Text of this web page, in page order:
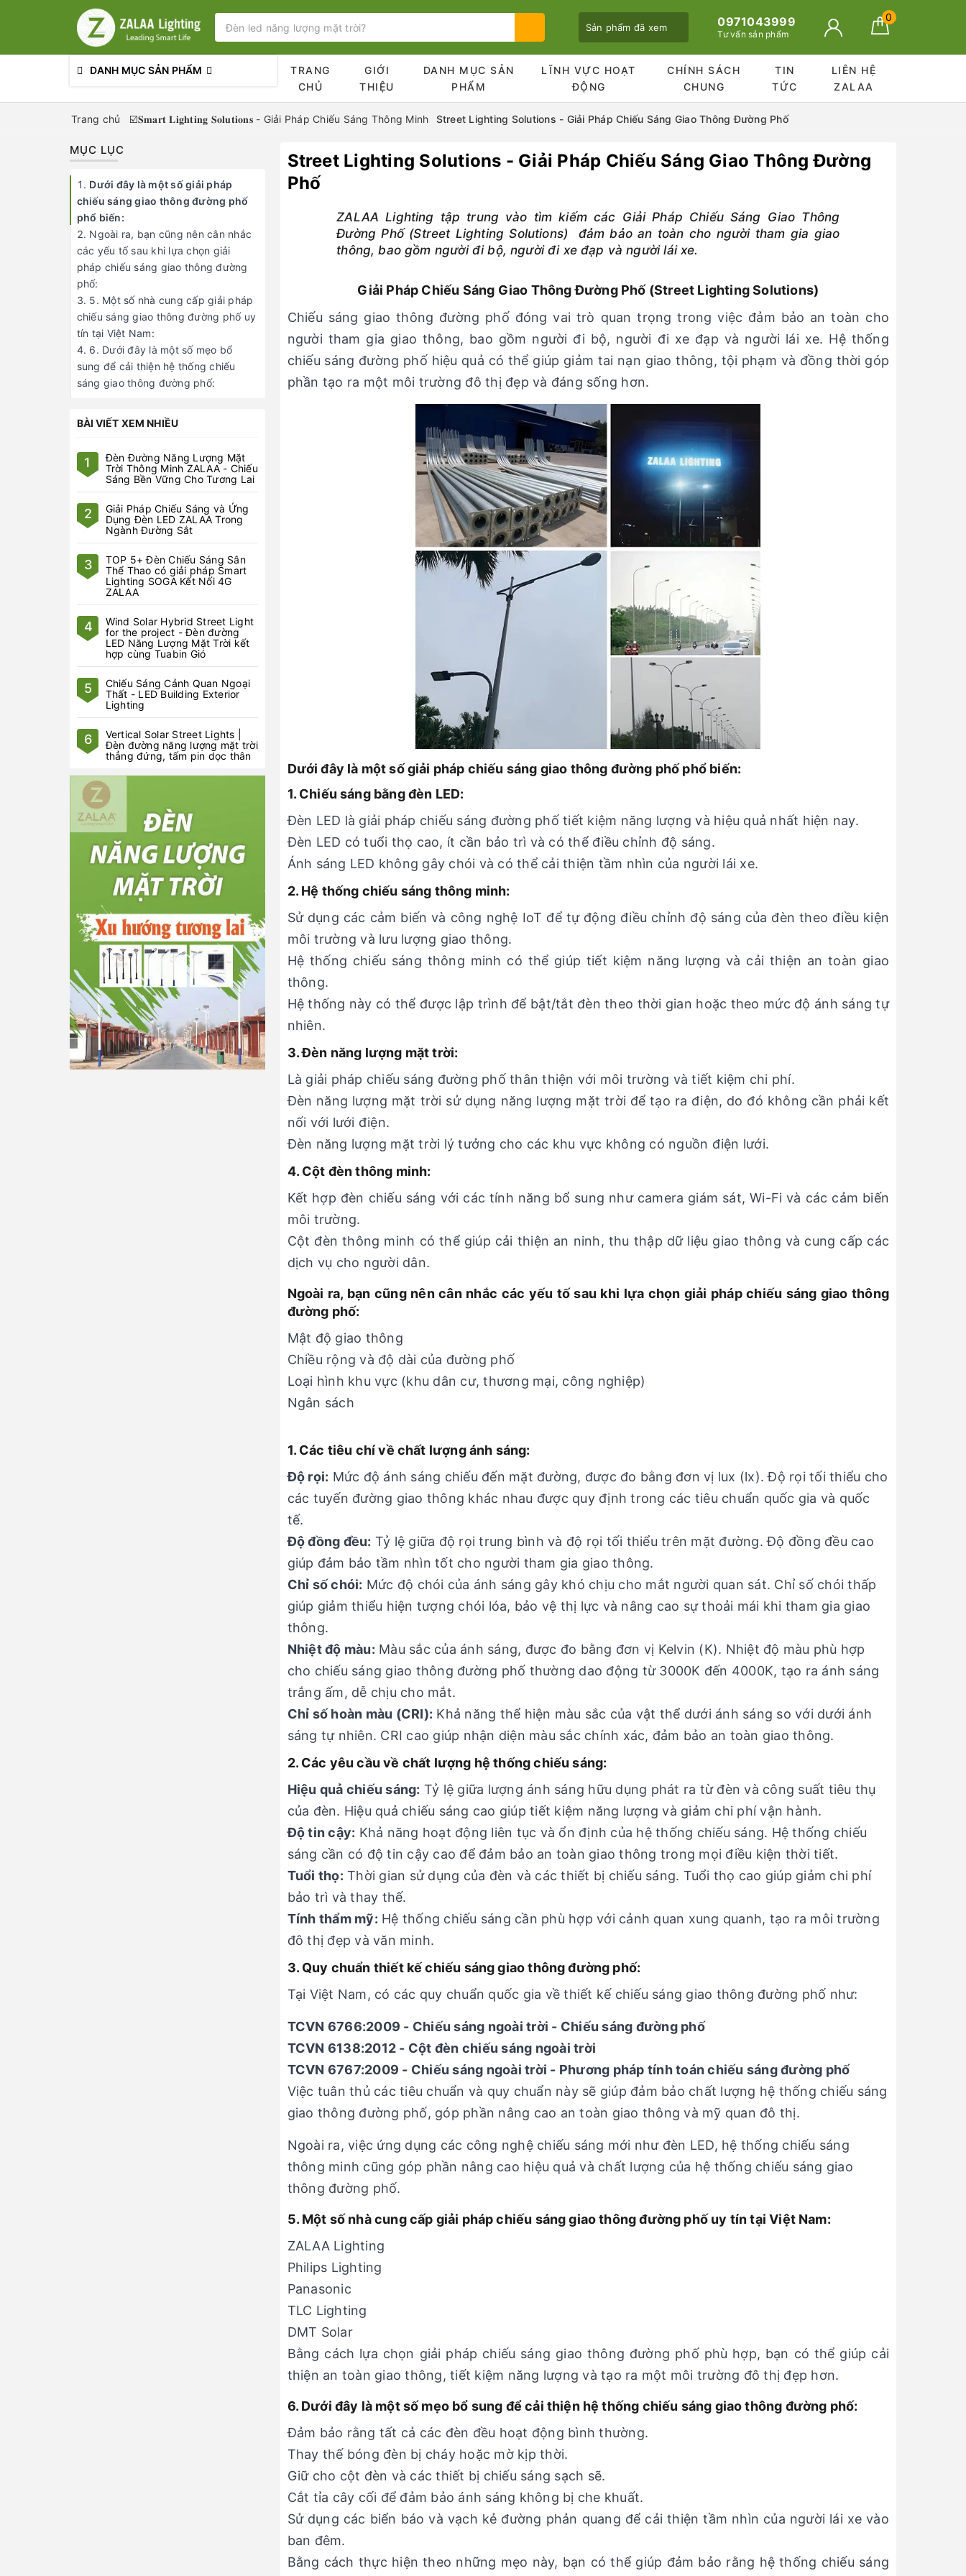
Sản phẩm đã xem
Bạn chưa xem sản phẩm nào
0971043999
Tư vấn sản phẩm
0
DANH MỤC SẢN PHẨM
TRANG
CHỦ
GIỚI
THIỆU
DANH MỤC SẢN
PHẨM
LĨNH VỰC HOẠT
ĐỘNG
CHÍNH SÁCH
CHUNG
TIN
TỨC
LIÊN HỆ
ZALAA
Trang chủ ☑️𝐒𝐦𝐚𝐫𝐭 𝐋𝐢𝐠𝐡𝐭𝐢𝐧𝐠 𝐒𝐨𝐥𝐮𝐭𝐢𝐨𝐧𝐬 - Giải Pháp Chiếu Sáng Thông Minh Street Lighting Solutions - Giải Pháp Chiếu Sáng Giao Thông Đường Phố
Street Lighting Solutions - Giải Pháp Chiếu Sáng Giao Thông Đường
Phố
ZALAA Lighting tập trung vào tìm kiếm các Giải Pháp Chiếu Sáng Giao Thông
Đường Phố (Street Lighting Solutions) đảm bảo an toàn cho người tham gia giao
thông, bao gồm người đi bộ, người đi xe đạp và người lái xe.
Giải Pháp Chiếu Sáng Giao Thông Đường Phố (Street Lighting Solutions)
Chiếu sáng giao thông đường phố đóng vai trò quan trọng trong việc đảm bảo an toàn cho
người tham gia giao thông, bao gồm người đi bộ, người đi xe đạp và người lái xe. Hệ thống
chiếu sáng đường phố hiệu quả có thể giúp giảm tai nạn giao thông, tội phạm và đồng thời góp
phần tạo ra một môi trường đô thị đẹp và đáng sống hơn.
Dưới đây là một số giải pháp chiếu sáng giao thông đường phố phổ biến:
1. Chiếu sáng bằng đèn LED:
Đèn LED là giải pháp chiếu sáng đường phố tiết kiệm năng lượng và hiệu quả nhất hiện nay.
Đèn LED có tuổi thọ cao, ít cần bảo trì và có thể điều chỉnh độ sáng.
Ánh sáng LED không gây chói và có thể cải thiện tầm nhìn của người lái xe.
2. Hệ thống chiếu sáng thông minh:
Sử dụng các cảm biến và công nghệ IoT để tự động điều chỉnh độ sáng của đèn theo điều kiện
môi trường và lưu lượng giao thông.
Hệ thống chiếu sáng thông minh có thể giúp tiết kiệm năng lượng và cải thiện an toàn giao
thông.
Hệ thống này có thể được lập trình để bật/tắt đèn theo thời gian hoặc theo mức độ ánh sáng tự
nhiên.
3. Đèn năng lượng mặt trời:
Là giải pháp chiếu sáng đường phố thân thiện với môi trường và tiết kiệm chi phí.
Đèn năng lượng mặt trời sử dụng năng lượng mặt trời để tạo ra điện, do đó không cần phải kết
nối với lưới điện.
Đèn năng lượng mặt trời lý tưởng cho các khu vực không có nguồn điện lưới.
4. Cột đèn thông minh:
Kết hợp đèn chiếu sáng với các tính năng bổ sung như camera giám sát, Wi-Fi và các cảm biến
môi trường.
Cột đèn thông minh có thể giúp cải thiện an ninh, thu thập dữ liệu giao thông và cung cấp các
dịch vụ cho người dân.
Ngoài ra, bạn cũng nên cân nhắc các yếu tố sau khi lựa chọn giải pháp chiếu sáng giao thông
đường phố:
Mật độ giao thông
Chiều rộng và độ dài của đường phố
Loại hình khu vực (khu dân cư, thương mại, công nghiệp)
Ngân sách
1. Các tiêu chí về chất lượng ánh sáng:
Độ rọi: Mức độ ánh sáng chiếu đến mặt đường, được đo bằng đơn vị lux (lx). Độ rọi tối thiểu cho
các tuyến đường giao thông khác nhau được quy định trong các tiêu chuẩn quốc gia và quốc
tế.
Độ đồng đều: Tỷ lệ giữa độ rọi trung bình và độ rọi tối thiểu trên mặt đường. Độ đồng đều cao
giúp đảm bảo tầm nhìn tốt cho người tham gia giao thông.
Chỉ số chói: Mức độ chói của ánh sáng gây khó chịu cho mắt người quan sát. Chỉ số chói thấp
giúp giảm thiểu hiện tượng chói lóa, bảo vệ thị lực và nâng cao sự thoải mái khi tham gia giao
thông.
Nhiệt độ màu: Màu sắc của ánh sáng, được đo bằng đơn vị Kelvin (K). Nhiệt độ màu phù hợp
cho chiếu sáng giao thông đường phố thường dao động từ 3000K đến 4000K, tạo ra ánh sáng
trắng ấm, dễ chịu cho mắt.
Chỉ số hoàn màu (CRI): Khả năng thể hiện màu sắc của vật thể dưới ánh sáng so với dưới ánh
sáng tự nhiên. CRI cao giúp nhận diện màu sắc chính xác, đảm bảo an toàn giao thông.
2. Các yêu cầu về chất lượng hệ thống chiếu sáng:
Hiệu quả chiếu sáng: Tỷ lệ giữa lượng ánh sáng hữu dụng phát ra từ đèn và công suất tiêu thụ
của đèn. Hiệu quả chiếu sáng cao giúp tiết kiệm năng lượng và giảm chi phí vận hành.
Độ tin cậy: Khả năng hoạt động liên tục và ổn định của hệ thống chiếu sáng. Hệ thống chiếu
sáng cần có độ tin cậy cao để đảm bảo an toàn giao thông trong mọi điều kiện thời tiết.
Tuổi thọ: Thời gian sử dụng của đèn và các thiết bị chiếu sáng. Tuổi thọ cao giúp giảm chi phí
bảo trì và thay thế.
Tính thẩm mỹ: Hệ thống chiếu sáng cần phù hợp với cảnh quan xung quanh, tạo ra môi trường
đô thị đẹp và văn minh.
3. Quy chuẩn thiết kế chiếu sáng giao thông đường phố:
Tại Việt Nam, có các quy chuẩn quốc gia về thiết kế chiếu sáng giao thông đường phố như:
TCVN 6766:2009 - Chiếu sáng ngoài trời - Chiếu sáng đường phố
TCVN 6138:2012 - Cột đèn chiếu sáng ngoài trời
TCVN 6767:2009 - Chiếu sáng ngoài trời - Phương pháp tính toán chiếu sáng đường phố
Việc tuân thủ các tiêu chuẩn và quy chuẩn này sẽ giúp đảm bảo chất lượng hệ thống chiếu sáng
giao thông đường phố, góp phần nâng cao an toàn giao thông và mỹ quan đô thị.
Ngoài ra, việc ứng dụng các công nghệ chiếu sáng mới như đèn LED, hệ thống chiếu sáng
thông minh cũng góp phần nâng cao hiệu quả và chất lượng của hệ thống chiếu sáng giao
thông đường phố.
5. Một số nhà cung cấp giải pháp chiếu sáng giao thông đường phố uy tín tại Việt Nam:
ZALAA Lighting
Philips Lighting
Panasonic
TLC Lighting
DMT Solar
Bằng cách lựa chọn giải pháp chiếu sáng giao thông đường phố phù hợp, bạn có thể giúp cải
thiện an toàn giao thông, tiết kiệm năng lượng và tạo ra một môi trường đô thị đẹp hơn.
6. Dưới đây là một số mẹo bổ sung để cải thiện hệ thống chiếu sáng giao thông đường phố:
Đảm bảo rằng tất cả các đèn đều hoạt động bình thường.
Thay thế bóng đèn bị cháy hoặc mờ kịp thời.
Giữ cho cột đèn và các thiết bị chiếu sáng sạch sẽ.
Cắt tỉa cây cối để đảm bảo ánh sáng không bị che khuất.
Sử dụng các biển báo và vạch kẻ đường phản quang để cải thiện tầm nhìn của người lái xe vào
ban đêm.
Bằng cách thực hiện theo những mẹo này, bạn có thể giúp đảm bảo rằng hệ thống chiếu sáng
MỤC LỤC
Dưới đây là một số giải pháp
chiếu sáng giao thông đường phố
phổ biến:
Ngoài ra, bạn cũng nên cân nhắc
các yếu tố sau khi lựa chọn giải
pháp chiếu sáng giao thông đường
phố:
5. Một số nhà cung cấp giải pháp
chiếu sáng giao thông đường phố uy
tín tại Việt Nam:
6. Dưới đây là một số mẹo bổ
sung để cải thiện hệ thống chiếu
sáng giao thông đường phố:
BÀI VIẾT XEM NHIỀU
1
Đèn Đường Năng Lượng Mặt
Trời Thông Minh ZALAA - Chiếu
Sáng Bền Vững Cho Tương Lai
2
Giải Pháp Chiếu Sáng và Ứng
Dụng Đèn LED ZALAA Trong
Ngành Đường Sắt
3
TOP 5+ Đèn Chiếu Sáng Sân
Thể Thao có giải pháp Smart
Lighting SOGA Kết Nối 4G
ZALAA
4
Wind Solar Hybrid Street Light
for the project - Đèn đường
LED Năng Lượng Mặt Trời kết
hợp cùng Tuabin Gió
5
Chiếu Sáng Cảnh Quan Ngoại
Thất - LED Building Exterior
Lighting
6
Vertical Solar Street Lights |
Đèn đường năng lượng mặt trời
thẳng đứng, tấm pin dọc thân